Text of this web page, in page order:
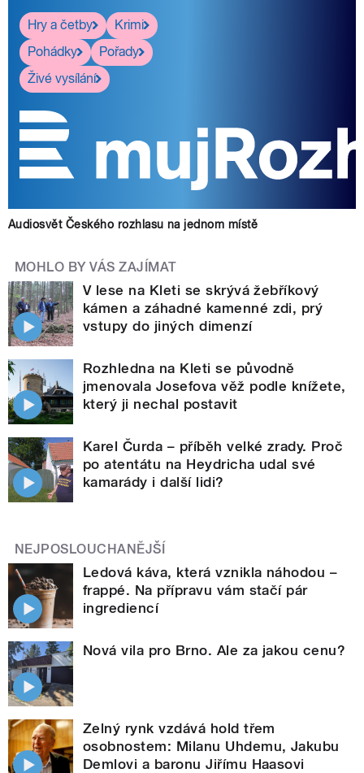
Hry a četby
Krimi
Pohádky
Pořady
Živé vysílání
Audiosvět Českého rozhlasu na jednom místě
MOHLO BY VÁS ZAJÍMAT
V lese na Kleti se skrývá žebříkový
kámen a záhadné kamenné zdi, prý
vstupy do jiných dimenzí
Rozhledna na Kleti se původně
jmenovala Josefova věž podle knížete,
který ji nechal postavit
Karel Čurda – příběh velké zrady. Proč
po atentátu na Heydricha udal své
kamarády i další lidi?
NEJPOSLOUCHANĚJŠÍ
Ledová káva, která vznikla náhodou –
frappé. Na přípravu vám stačí pár
ingrediencí
Nová vila pro Brno. Ale za jakou cenu?
Zelný rynk vzdává hold třem
osobnostem: Milanu Uhdemu, Jakubu
Demlovi a baronu Jiřímu Haasovi